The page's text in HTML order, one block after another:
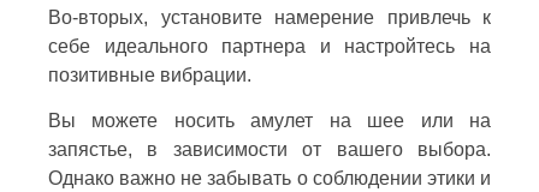
Во-вторых, установите намерение привлечь к
себе идеального партнера и настройтесь на
позитивные вибрации.
Вы можете носить амулет на шее или на
запястье, в зависимости от вашего выбора.
Однако важно не забывать о соблюдении этики и